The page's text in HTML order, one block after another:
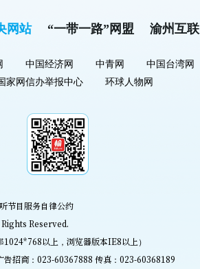
网站 “一带一路”网盟 渝州互联
中国经济网 中青网 中国台湾网
家网信办举报中心 环球人物网
节目服务自律公约
Reserved.
以上，浏览器版本IE8以上）
告招商：023-60367888 传真：023-60368189